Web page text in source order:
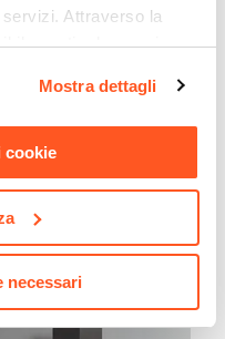
Attraverso la
gestire le proprie
si invita a leggere la
Mostra dettagli
cookie
necessari
EN-44A